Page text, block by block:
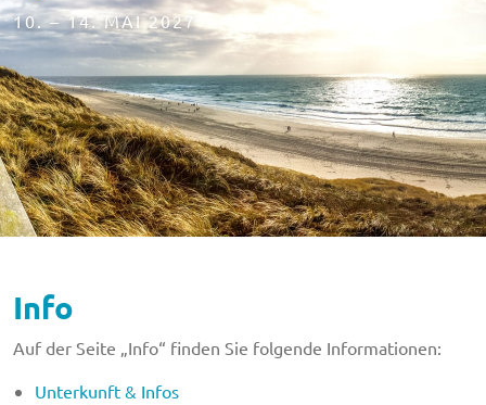
10. – 14. MAI 2027
Info
Auf der Seite „Info“ finden Sie folgende Informationen:
Unterkunft & Infos